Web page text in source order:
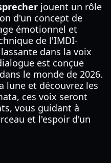
jouent un rôle
d'un concept de
émotionnel et
de l'IMDI-
dans la voix
est conçue
le monde de 2026.
lune et découvrez les
ces voix seront
vous guidant à
et l'espoir d'un